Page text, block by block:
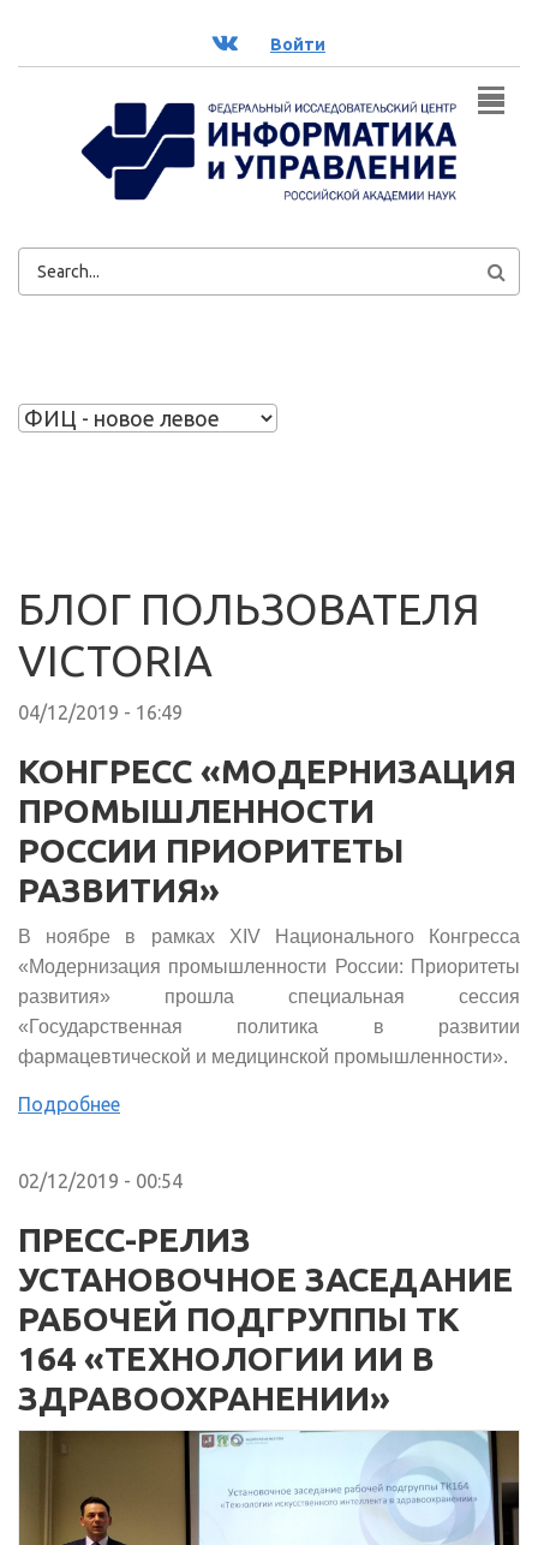
ВК Войти
ФОРМА
БЛОГ ПОЛЬЗОВАТЕЛЯ
VICTORIA
04/12/2019 - 16:49
КОНГРЕСС «МОДЕРНИЗАЦИЯ
ПРОМЫШЛЕННОСТИ
РОССИИ ПРИОРИТЕТЫ
РАЗВИТИЯ»
В ноябре в рамках XIV Национального Конгресса
«Модернизация промышленности России: Приоритеты
развития» прошла специальная сессия
«Государственная политика в развитии
фармацевтической и медицинской промышленности».
Подробнее
02/12/2019 - 00:54
ПРЕСС-РЕЛИЗ
УСТАНОВОЧНОЕ ЗАСЕДАНИЕ
РАБОЧЕЙ ПОДГРУППЫ ТК
164 «ТЕХНОЛОГИИ ИИ В
ЗДРАВООХРАНЕНИИ»